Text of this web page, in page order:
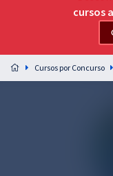
Preparação completa e
residências em saúde do
cursos
Cursos por Concurso